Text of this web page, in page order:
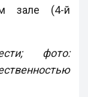
зале (4-й
фото: